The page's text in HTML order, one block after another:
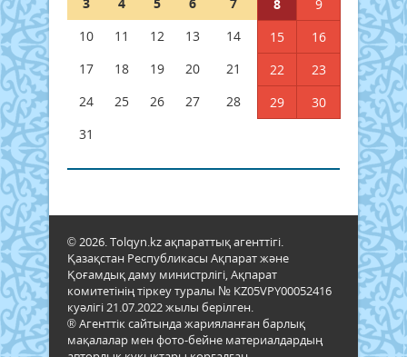
8
9
10
11 12 13 14 15
16
17
18 19 20 21 22
23
24
25 26 27 28 29
30
31
© 2026. Tolqyn.kz ақпараттық агенттігі.
Қазақстан Республикасы Ақпарат және
Қоғамдық даму министрлігі, Ақпарат
комитетінің тіркеу туралы № KZ05VPY00052416
куәлігі 21.07.2022 жылы берілген.
® Агенттік сайтында жарияланған барлық
мақалалар мен фото-бейне материалдардың